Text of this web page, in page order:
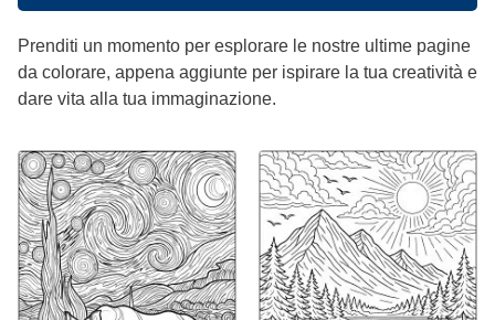
Prenditi un momento per esplorare le nostre ultime pagine
da colorare, appena aggiunte per ispirare la tua creatività e
dare vita alla tua immaginazione.